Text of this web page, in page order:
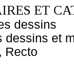
ET
dessins
dessins et
Recto